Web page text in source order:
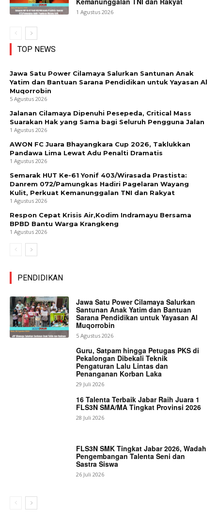
1 Agustus 2026
TOP NEWS
Jawa Satu Power Cilamaya Salurkan Santunan Anak
Yatim dan Bantuan Sarana Pendidikan untuk Yayasan Al
Muqorrobin
5 Agustus 2026
Jalanan Cilamaya Dipenuhi Pesepeda, Critical Mass
Suarakan Hak yang Sama bagi Seluruh Pengguna Jalan
1 Agustus 2026
AWON FC Juara Bhayangkara Cup 2026, Taklukkan
Pandawa Lima Lewat Adu Penalti Dramatis
1 Agustus 2026
Semarak HUT Ke-61 Yonif 403/Wirasada Prastista:
Danrem 072/Pamungkas Hadiri Pagelaran Wayang
Kulit, Perkuat Kemanunggalan TNI dan Rakyat
1 Agustus 2026
Respon Cepat Krisis Air,Kodim Indramayu Bersama
BPBD Bantu Warga Krangkeng
1 Agustus 2026
PENDIDIKAN
Jawa Satu Power Cilamaya Salurkan
Santunan Anak Yatim dan Bantuan
Sarana Pendidikan untuk Yayasan Al
Muqorrobin
5 Agustus 2026
Guru, Satpam hingga Petugas PKS di
Pekalongan Dibekali Teknik
Pengaturan Lalu Lintas dan
Penanganan Korban Laka
29 Juli 2026
16 Talenta Terbaik Jabar Raih Juara 1
FLS3N SMA/MA Tingkat Provinsi 2026
28 Juli 2026
FLS3N SMK Tingkat Jabar 2026, Wadah
Pengembangan Talenta Seni dan
Sastra Siswa
26 Juli 2026